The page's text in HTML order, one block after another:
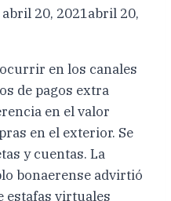
abril 20, 2021abril 20,
en los canales
de pagos extra
en el valor
en el exterior. Se
y cuentas. La
bonaerense advirtió
estafas virtuales